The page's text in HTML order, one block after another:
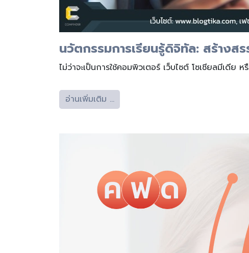
นวัตกรรมการเรียนรู้ดิจิทัล: สร้างส
ไม่ว่าจะเป็นการใช้คอมพิวเตอร์ เว็บไซต์ โซเชียลมีเดี
อ่านเพิ่มเติม …